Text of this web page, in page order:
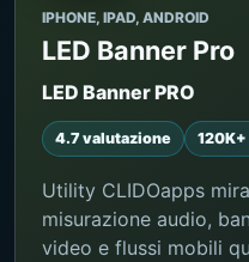
IPHONE, IPAD, ANDROID
LED Banner Pro
LED Banner PRO
4.7 valutazione
Utility CLIDOapps
misurazione audio,
video e flussi mobili